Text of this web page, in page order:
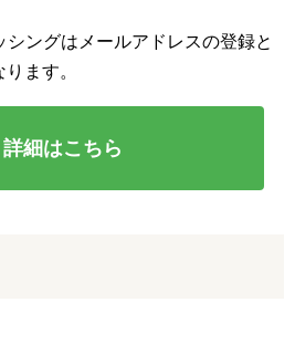
ングはメールアドレスの登録と
ます。
詳細はこちら